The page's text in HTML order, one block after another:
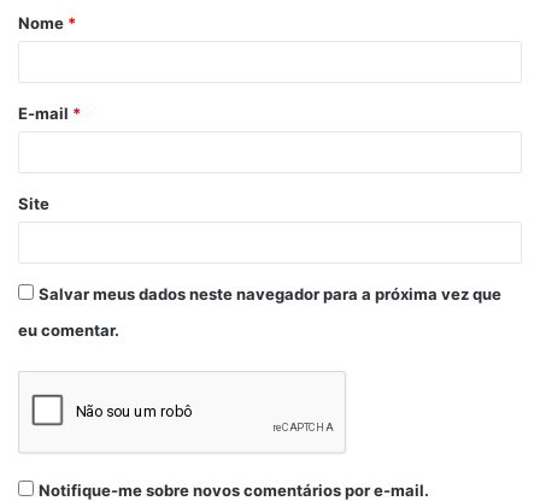
Nome *
E-mail *
Site
Salvar meus dados neste navegador para a próxima vez que
eu comentar.
Notifique-me sobre novos comentários por e-mail.